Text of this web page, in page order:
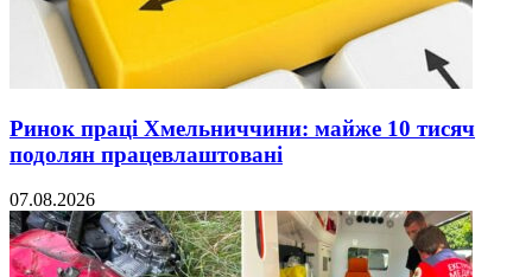
Ринок праці Хмельниччини: майже 10 тисяч
подолян працевлаштовані
07.08.2026